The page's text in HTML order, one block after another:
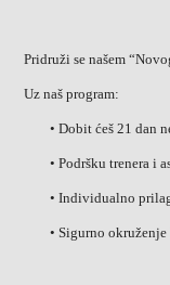
Pridruži se našem
Uz naš program:
• Dobit ćeš 21 dan
• Podršku trenera i
• Individualno
• Sigurno